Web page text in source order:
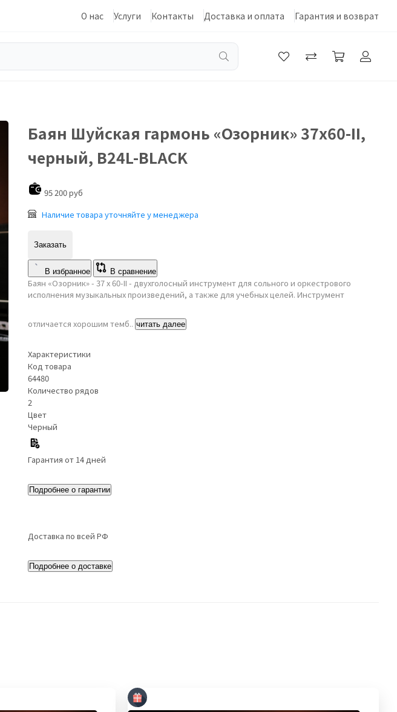
О нас Услуги Контакты Доставка и оплата Гарантия и возврат
Баян Шуйская гармонь «Озорник» 37х60-II,
черный, В24L-BLACK
95 200 руб
Наличие товара уточняйте у менеджера
Заказать
В избранное В сравнение
Баян «Озорник» - 37 х 60-II - двухголосный инструмент для сольного и оркестрового
исполнения музыкальных произведений, а также для учебных целей. Инструмент
отличается хорошим темб.. читать далее
Характеристики
Код товара
64480
Количество рядов
2
Цвет
Черный
Гарантия от 14 дней
Подробнее о гарантии
Доставка по всей РФ
Подробнее о доставке